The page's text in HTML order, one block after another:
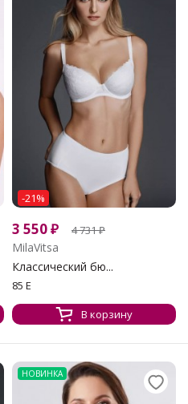
-21%
3 550₽ 4 731₽
MilaVitsa
Классический бю...
85 E
В корзину
НОВИНКА